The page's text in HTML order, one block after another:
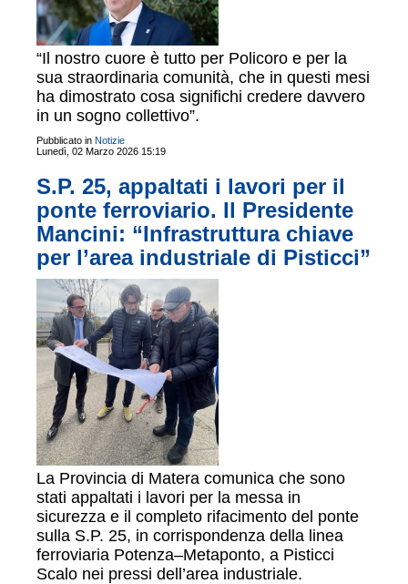
“Il nostro cuore è tutto per Policoro e per la
sua straordinaria comunità, che in questi mesi
ha dimostrato cosa significhi credere davvero
in un sogno collettivo”.
Pubblicato in Notizie
Lunedì, 02 Marzo 2026 15:19
S.P. 25, appaltati i lavori per il
ponte ferroviario. Il Presidente
Mancini: “Infrastruttura chiave
per l’area industriale di Pisticci”
La Provincia di Matera comunica che sono
stati appaltati i lavori per la messa in
sicurezza e il completo rifacimento del ponte
sulla S.P. 25, in corrispondenza della linea
ferroviaria Potenza–Metaponto, a Pisticci
Scalo nei pressi dell’area industriale.